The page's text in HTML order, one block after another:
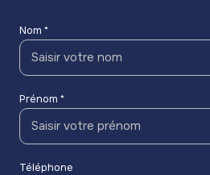
Nom *
Prénom *
Téléphone